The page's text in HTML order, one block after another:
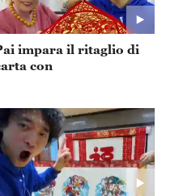
impara il ritaglio di
con